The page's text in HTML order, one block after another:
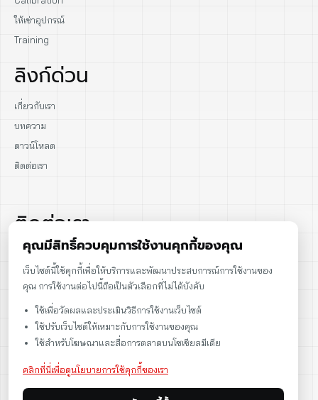
ให้เช่าอุปกรณ์
Training
ลิงก์ด่วน
เกี่ยวกับเรา
บทความ
ดาวน์โหลด
ติดต่อเรา
ติดต่อเรา
086-086-2000
sales@cst.co.th
คุณมีสิทธิ์ควบคุมการใช้งานคุกกี้ของคุณ
เว็บไซต์นี้ใช้คุกกี้เพื่อให้บริการและพัฒนาประสบการณ์การใช้งานของ
คุณ การใช้งานต่อไปนี้ถือเป็นตัวเลือกที่ไม่ได้บังคับ
ใช้เพื่อวัดผลและประเมินวิธีการใช้งานเว็บไซต์
ใช้ปรับเว็บไซต์ให้เหมาะกับการใช้งานของคุณ
ใช้สำหรับโฆษณาและสื่อการตลาดบนโซเชียลมีเดีย
คลิกที่นี่เพื่อดูนโยบายการใช้คุกกี้ของเรา